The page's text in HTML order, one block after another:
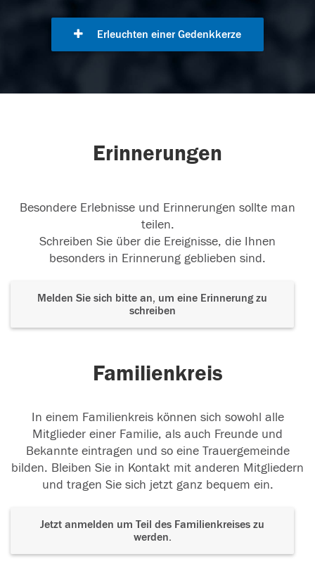
Erleuchten einer Gedenkkerze
Erinnerungen
Besondere Erlebnisse und Erinnerungen sollte man
teilen.
Schreiben Sie über die Ereignisse, die Ihnen
besonders in Erinnerung geblieben sind.
Melden Sie sich bitte an, um eine Erinnerung zu
schreiben
Familienkreis
In einem Familienkreis können sich sowohl alle
Mitglieder einer Familie, als auch Freunde und
Bekannte eintragen und so eine Trauergemeinde
bilden. Bleiben Sie in Kontakt mit anderen Mitgliedern
und tragen Sie sich jetzt ganz bequem ein.
Jetzt anmelden um Teil des Familienkreises zu
werden.